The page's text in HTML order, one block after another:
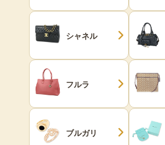
シャネル
フルラ
ブルガリ